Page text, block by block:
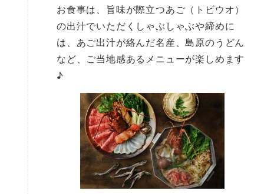
お食事は、旨味が際立つあご（トビウオ）
の出汁でいただくしゃぶしゃぶや締めに
は、あご出汁が絡んだ名産、島原のうどん
など、ご当地感あるメニューが楽しめます
♪